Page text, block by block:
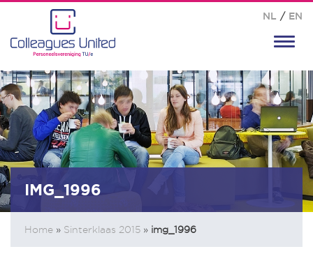
NL / EN
IMG_1996
Home » Sinterklaas 2015 » img_1996